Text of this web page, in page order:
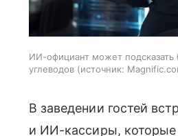
ИИ-официант может подсказать
углеводов
источник:
В заведении гостей
и ИИ-кассиры,